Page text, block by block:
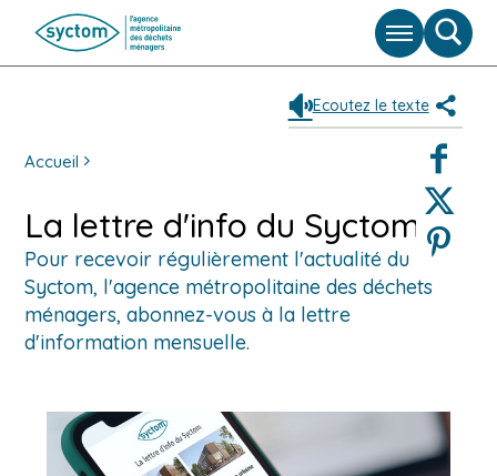
Menu
de
Ecoutez le texte
Twitter
Pinterest
Accueil
La lettre d'info du Syctom
Pour recevoir régulièrement l'actualité du
Syctom, l'agence métropolitaine des déchets
ménagers, abonnez-vous à la lettre
d'information mensuelle.